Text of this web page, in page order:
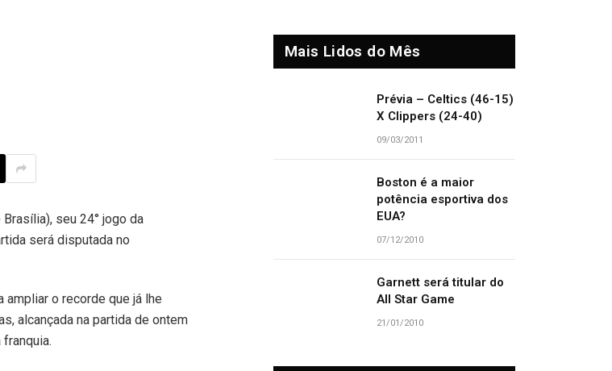
seu 24° jogo da
será disputada no
ampliar o recorde que já lhe
alcançada na partida de ontem
Mais Lidos do Mês
Prévia – Celtics (46-15)
X Clippers (24-40)
09/03/2011
Boston é a maior
potência esportiva dos
EUA?
07/12/2010
Garnett será titular do
All Star Game
21/01/2010